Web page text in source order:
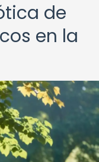
de
en la